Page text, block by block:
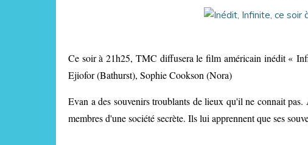
Ce soir à 21h25, TMC diffusera le film américain inédit «
Ejiofor (Bathurst), Sophie Cookson (Nora)
Evan a des souvenirs troublants de lieux qu'il ne connait
membres d'une société secrète. Ils lui apprennent que ses